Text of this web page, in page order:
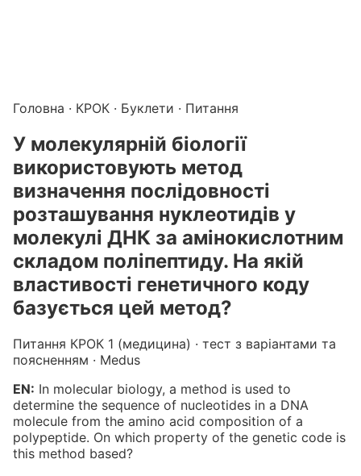
Головна · КРОК · Буклети · Питання
У молекулярній біології
використовують метод
визначення послідовності
розташування нуклеотидів у
молекулі ДНК за амінокислотним
складом поліпептиду. На якій
властивості генетичного коду
базується цей метод?
Питання КРОК 1 (медицина) · тест з варіантами та
поясненням · Medus
EN: In molecular biology, a method is used to
determine the sequence of nucleotides in a DNA
molecule from the amino acid composition of a
polypeptide. On which property of the genetic code is
this method based?